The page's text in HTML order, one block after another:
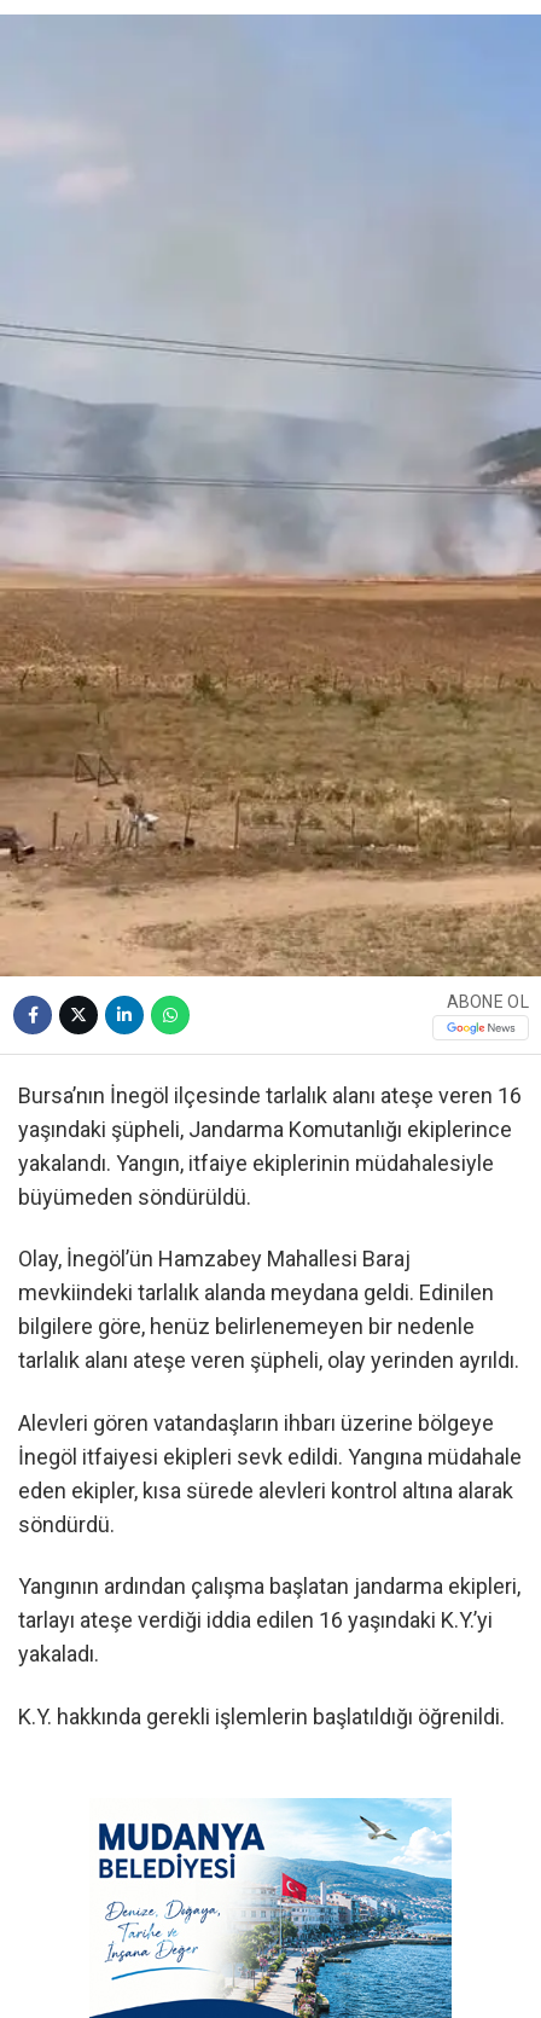
ABONE OL
Bursa’nın İnegöl ilçesinde tarlalık alanı ateşe veren 16
yaşındaki şüpheli, Jandarma Komutanlığı ekiplerince
yakalandı. Yangın, itfaiye ekiplerinin müdahalesiyle
büyümeden söndürüldü.
Olay, İnegöl’ün Hamzabey Mahallesi Baraj
mevkiindeki tarlalık alanda meydana geldi. Edinilen
bilgilere göre, henüz belirlenemeyen bir nedenle
tarlalık alanı ateşe veren şüpheli, olay yerinden ayrıldı.
Alevleri gören vatandaşların ihbarı üzerine bölgeye
İnegöl itfaiyesi ekipleri sevk edildi. Yangına müdahale
eden ekipler, kısa sürede alevleri kontrol altına alarak
söndürdü.
Yangının ardından çalışma başlatan jandarma ekipleri,
tarlayı ateşe verdiği iddia edilen 16 yaşındaki K.Y.’yi
yakaladı.
K.Y. hakkında gerekli işlemlerin başlatıldığı öğrenildi.